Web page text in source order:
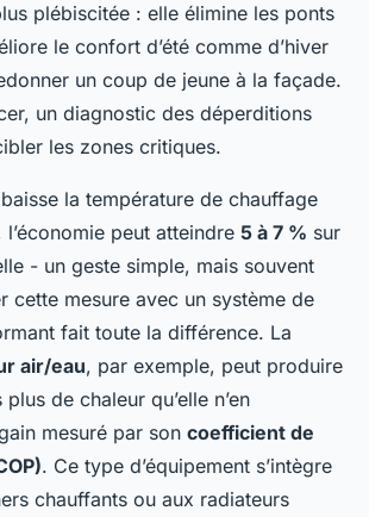
plébiscitée : elle élimine les ponts
le confort d’été comme d’hiver
un coup de jeune à la façade.
un diagnostic des déperditions
les zones critiques.
baisse la température de chauffage
l’économie peut atteindre 5 à 7 % sur
- un geste simple, mais souvent
cette mesure avec un système de
fait toute la différence. La
air/eau, par exemple, peut produire
de chaleur qu’elle n’en
mesuré par son coefficient de
. Ce type d’équipement s’intègre
chauffants ou aux radiateurs